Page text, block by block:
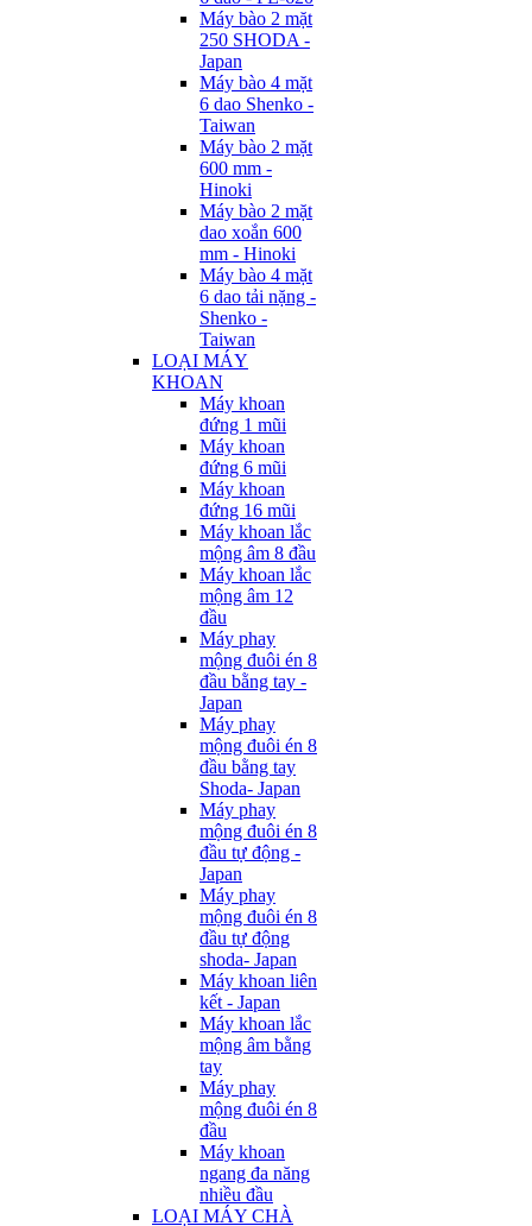
Máy bào 2 mặt
250 SHODA -
Japan
Máy bào 4 mặt
6 dao Shenko -
Taiwan
Máy bào 2 mặt
600 mm -
Hinoki
Máy bào 2 mặt
dao xoắn 600
mm - Hinoki
Máy bào 4 mặt
6 dao tải nặng -
Shenko -
Taiwan
LOẠI MÁY
KHOAN
Máy khoan
đứng 1 mũi
Máy khoan
đứng 6 mũi
Máy khoan
đứng 16 mũi
Máy khoan lắc
mộng âm 8 đầu
Máy khoan lắc
mộng âm 12
đầu
Máy phay
mộng đuôi én 8
đầu bằng tay -
Japan
Máy phay
mộng đuôi én 8
đầu bằng tay
Shoda- Japan
Máy phay
mộng đuôi én 8
đầu tự động -
Japan
Máy phay
mộng đuôi én 8
đầu tự động
shoda- Japan
Máy khoan liên
kết - Japan
Máy khoan lắc
mộng âm bằng
tay
Máy phay
mộng đuôi én 8
đầu
Máy khoan
ngang đa năng
nhiều đầu
LOẠI MÁY CHÀ